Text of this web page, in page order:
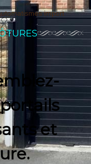
import
et